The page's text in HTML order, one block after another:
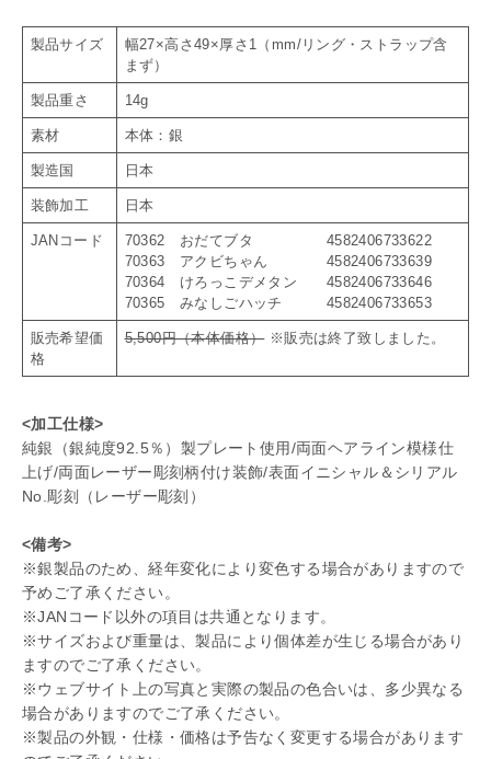
製品サイズ
幅27×高さ49×厚さ1（mm/リング・ストラップ含
まず）
製品重さ 14g
素材 本体：銀
製造国 日本
装飾加工 日本
JANコード
70362 おだてブタ 4582406733622
70363 アクビちゃん 4582406733639
70364 けろっこデメタン 4582406733646
70365 みなしごハッチ 4582406733653
販売希望価
格
5,500円（本体価格）※販売は終了致しました。
<加工仕様>
純銀（銀純度92.5％）製プレート使用/両面ヘアライン模様仕
上げ/両面レーザー彫刻柄付け装飾/表面イニシャル＆シリアル
No.彫刻（レーザー彫刻）
<備考>
※銀製品のため、経年変化により変色する場合がありますので
予めご了承ください。
※JANコード以外の項目は共通となります。
※サイズおよび重量は、製品により個体差が生じる場合があり
ますのでご了承ください。
※ウェブサイト上の写真と実際の製品の色合いは、多少異なる
場合がありますのでご了承ください。
※製品の外観・仕様・価格は予告なく変更する場合があります